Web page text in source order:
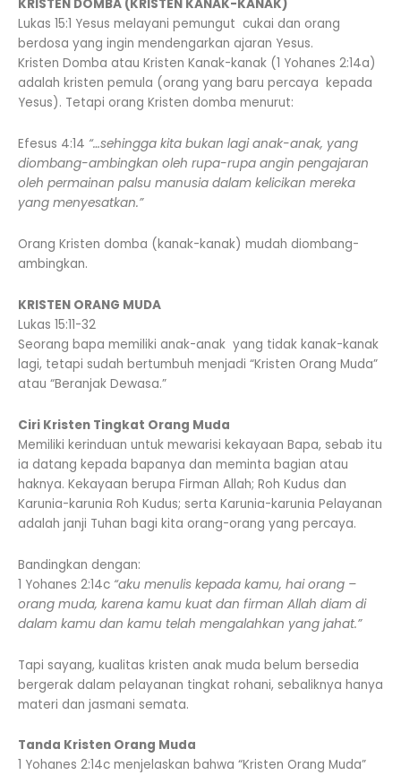
KRISTEN DOMBA (KRISTEN KANAK-KANAK)
Lukas 15:1 Yesus melayani pemungut cukai dan orang
berdosa yang ingin mendengarkan ajaran Yesus.
Kristen Domba atau Kristen Kanak-kanak (1 Yohanes 2:14a)
adalah kristen pemula (orang yang baru percaya kepada
Yesus). Tetapi orang Kristen domba menurut:
Efesus 4:14 “…sehingga kita bukan lagi anak-anak, yang
diombang-ambingkan oleh rupa-rupa angin pengajaran
oleh permainan palsu manusia dalam kelicikan mereka
yang menyesatkan.”
Orang Kristen domba (kanak-kanak) mudah diombang-
ambingkan.
KRISTEN ORANG MUDA
Lukas 15:11-32
Seorang bapa memiliki anak-anak yang tidak kanak-kanak
lagi, tetapi sudah bertumbuh menjadi “Kristen Orang Muda”
atau “Beranjak Dewasa.”
Ciri Kristen Tingkat Orang Muda
Memiliki kerinduan untuk mewarisi kekayaan Bapa, sebab itu
ia datang kepada bapanya dan meminta bagian atau
haknya. Kekayaan berupa Firman Allah; Roh Kudus dan
Karunia-karunia Roh Kudus; serta Karunia-karunia Pelayanan
adalah janji Tuhan bagi kita orang-orang yang percaya.
Bandingkan dengan:
1 Yohanes 2:14c “aku menulis kepada kamu, hai orang –
orang muda, karena kamu kuat dan firman Allah diam di
dalam kamu dan kamu telah mengalahkan yang jahat.”
Tapi sayang, kualitas kristen anak muda belum bersedia
bergerak dalam pelayanan tingkat rohani, sebaliknya hanya
materi dan jasmani semata.
Tanda Kristen Orang Muda
1 Yohanes 2:14c menjelaskan bahwa “Kristen Orang Muda”